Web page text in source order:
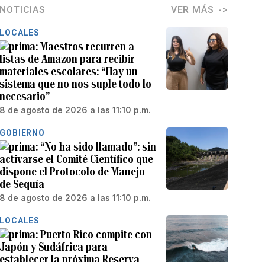
NOTICIAS VER MÁS
LOCALES
Maestros recurren a
listas de Amazon para recibir
materiales escolares: “Hay un
sistema que no nos suple todo lo
necesario”
8 de agosto de 2026 a las 11:10 p.m.
GOBIERNO
“No ha sido llamado”: sin
activarse el Comité Científico que
dispone el Protocolo de Manejo
de Sequía
8 de agosto de 2026 a las 11:10 p.m.
LOCALES
Puerto Rico compite con
Japón y Sudáfrica para
establecer la próxima Reserva